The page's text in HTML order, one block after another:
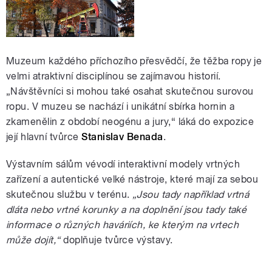
Muzeum každého příchozího přesvědčí, že těžba ropy je
velmi atraktivní disciplínou se zajímavou historií.
„Návštěvníci si mohou také osahat skutečnou surovou
ropu. V muzeu se nachází i unikátní sbírka hornin a
zkamenělin z období neogénu a jury,“ láká do expozice
její hlavní tvůrceStanislav Benada.
Výstavním sálům vévodí interaktivní modely vrtných
zařízení a autentické velké nástroje, které mají za sebou
skutečnou službu v terénu. „Jsou tady například vrtná
dláta nebo vrtné korunky a na doplnění jsou tady také
informace o různých haváriích, ke kterým na vrtech
může dojít,“doplňuje tvůrce výstavy.